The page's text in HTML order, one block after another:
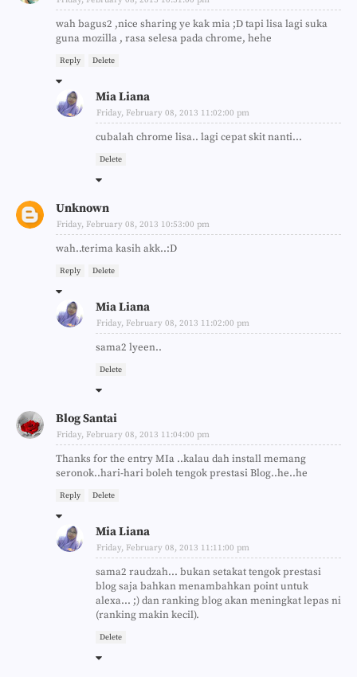
wah bagus2 ,nice sharing ye kak mia ;D tapi lisa lagi suka
guna mozilla , rasa selesa pada chrome, hehe
Reply Delete
Mia Liana
Friday, February 08, 2013 11:02:00 pm
cubalah chrome lisa.. lagi cepat skit nanti...
Delete
Unknown
Friday, February 08, 2013 10:53:00 pm
wah..terima kasih akk..:D
Reply Delete
Mia Liana
Friday, February 08, 2013 11:02:00 pm
sama2 lyeen..
Delete
Blog Santai
Friday, February 08, 2013 11:04:00 pm
Thanks for the entry MIa ..kalau dah install memang
seronok..hari-hari boleh tengok prestasi Blog..he..he
Reply Delete
Mia Liana
Friday, February 08, 2013 11:11:00 pm
sama2 raudzah... bukan setakat tengok prestasi
blog saja bahkan menambahkan point untuk
alexa... ;) dan ranking blog akan meningkat lepas ni
(ranking makin kecil).
Delete